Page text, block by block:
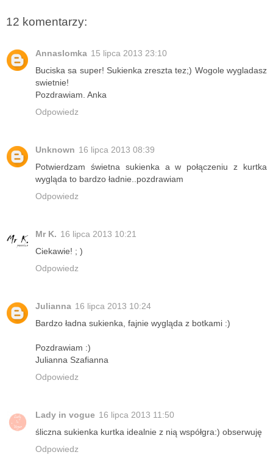
12 komentarzy:
Annaslomka 15 lipca 2013 23:10
Buciska sa super! Sukienka zreszta tez;) Wogole wygladasz
swietnie!
Pozdrawiam. Anka
Odpowiedz
Unknown 16 lipca 2013 08:39
Potwierdzam świetna sukienka a w połączeniu z kurtka
wygląda to bardzo ładnie..pozdrawiam
Odpowiedz
Mr K. 16 lipca 2013 10:21
Ciekawie! ; )
Odpowiedz
Julianna 16 lipca 2013 10:24
Bardzo ładna sukienka, fajnie wygląda z botkami :)
Pozdrawiam :)
Julianna Szafianna
Odpowiedz
Lady in vogue 16 lipca 2013 11:50
śliczna sukienka kurtka idealnie z nią współgra:) obserwuję
Odpowiedz